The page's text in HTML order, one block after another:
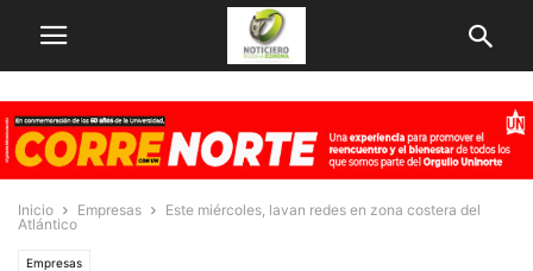
Inicio Empresas
Este miércoles, lavan redes en zona costera del
Atlántico
Empresas